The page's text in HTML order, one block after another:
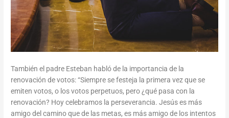
También el padre Esteban habló de la importancia de la
renovación de votos: “Siempre se festeja la primera vez que se
emiten votos, o los votos perpetuos, pero ¿qué pasa con la
renovación? Hoy celebramos la perseverancia. Jesús es más
amigo del camino que de las metas, es más amigo de los intentos